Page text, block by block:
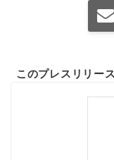
このプレスリリー